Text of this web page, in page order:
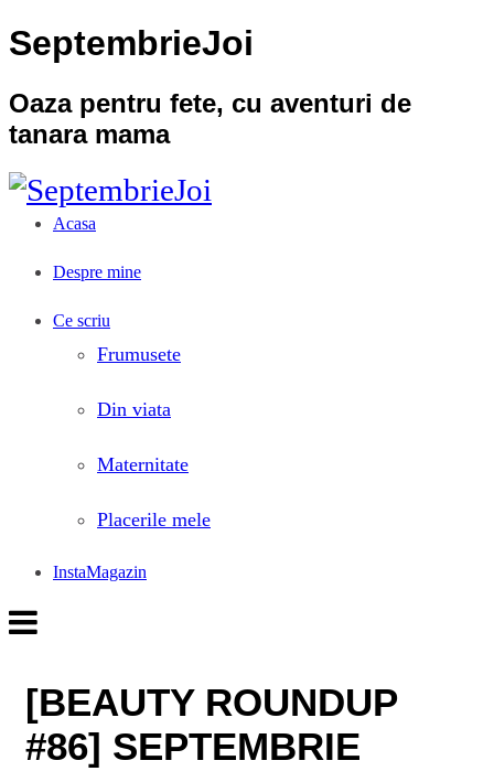
SeptembrieJoi
Oaza pentru fete, cu aventuri de
tanara mama
Acasa
Despre mine
Ce scriu
Frumusete
Din viata
Maternitate
Placerile mele
InstaMagazin
[BEAUTY ROUNDUP
#86] SEPTEMBRIE